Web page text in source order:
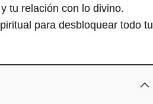
tu relación con lo divino.
para desbloquear todo tu